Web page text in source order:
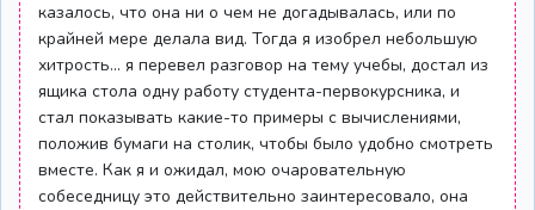
казалось, что она ни о чем не догадывалась, или по
крайней мере делала вид. Тогда я изобрел небольшую
хитрость... я перевел разговор на тему учебы, достал из
ящика стола одну работу студента-первокурсника, и
стал показывать какие-то примеры с вычислениями,
положив бумаги на столик, чтобы было удобно смотреть
вместе. Как я и ожидал, мою очаровательную
собеседницу это действительно заинтересовало, она